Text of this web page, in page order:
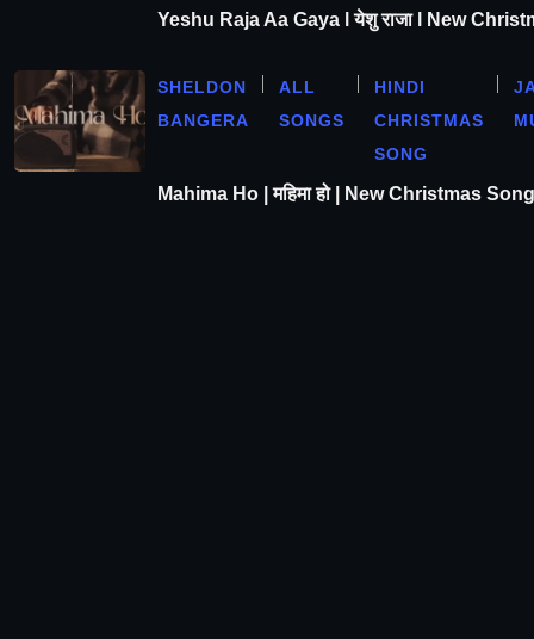
Yeshu Raja Aa Gaya l येशु राजा l New
SHELDON
BANGERA
ALL
SONGS
HINDI
CHRISTMAS
SONG
Mahima Ho | महिमा हो | New Christmas Song